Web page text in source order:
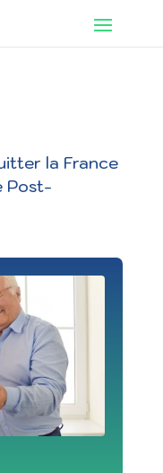
la France
Post-